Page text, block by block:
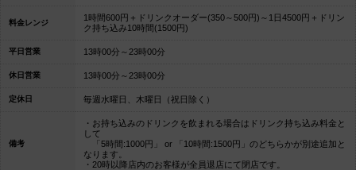
料金レンジ
1時間600円＋ドリンクオーダー(350～500円)～1日4500円＋ドリン
ク持ち込み10時間(1500円)
平日営業 13時00分～23時00分
休日営業 13時00分～23時00分
定休日 毎週水曜日、木曜日（祝日除く）
備考
・お持ち込みのドリンクを飲まれる場合はドリンク持ち込み料金と
して
「5時間:1000円」 or 「10時間:1500円」のどちらかが別途追加と
なります。
・20時以降店内のお客様が全員退店にて閉店です。